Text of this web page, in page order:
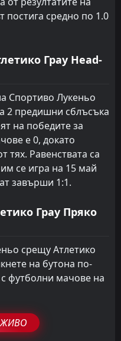
4
1
W
0
2
постига средно по 1.0
Грау Head-
Спортиво Лукеньо
2 предишни сблъсъка
на победите за
е 0, докато
тях. Равенствата са
се игра на 15 май
завърши 1:1.
Грау Пряко
срещу Атлетико
на бутона по-
футболни мачове на
ЖИВО